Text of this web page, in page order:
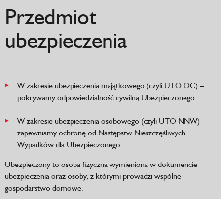
Przedmiot
ubezpieczenia
W zakresie ubezpieczenia majątkowego (czyli UTO OC) –
pokrywamy odpowiedzialność cywilną Ubezpieczonego.
W zakresie ubezpieczenia osobowego (czyli UTO NNW) –
zapewniamy ochronę od Następstw Nieszczęśliwych
Wypadków dla Ubezpieczonego.
Ubezpieczony to osoba fizyczna wymieniona w dokumencie
ubezpieczenia oraz osoby, z którymi prowadzi wspólne
gospodarstwo domowe.